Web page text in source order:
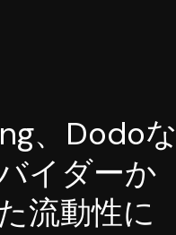
、Dodoな
イダーか
流動性に